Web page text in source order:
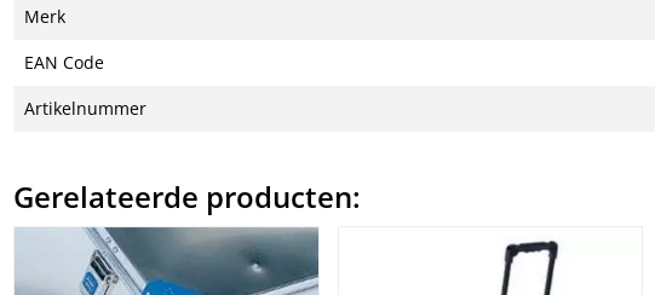
Merk
EAN Code
Artikelnummer
Gerelateerde producten: